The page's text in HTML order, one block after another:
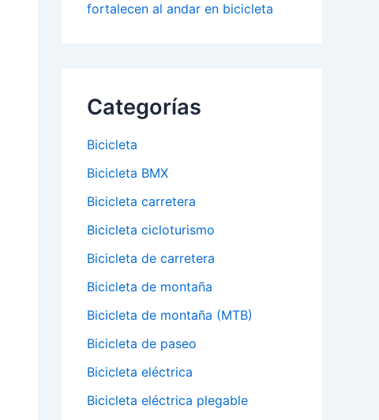
fortalecen al andar en bicicleta
Categorías
Bicicleta
Bicicleta BMX
Bicicleta carretera
Bicicleta cicloturismo
Bicicleta de carretera
Bicicleta de montaña
Bicicleta de montaña (MTB)
Bicicleta de paseo
Bicicleta eléctrica
Bicicleta eléctrica plegable